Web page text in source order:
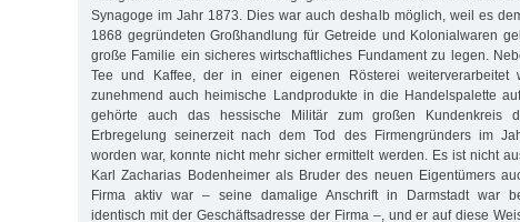
Synagoge im Jahr 1873. Dies war auch deshalb möglich, weil es
1868 gegründeten Großhandlung für Getreide und Kolonialwaren
große Familie ein sicheres wirtschaftliches Fundament zu legen.
Tee und Kaffee, der in einer eigenen Rösterei weiterverarbeitet
zunehmend auch heimische Landprodukte in die Handelspalette
gehörte auch das hessische Militär zum großen Kundenkreis
Erbregelung seinerzeit nach dem Tod des Firmengründers im
worden war, konnte nicht mehr sicher ermittelt werden. Es ist nicht
Karl Zacharias Bodenheimer als Bruder des neuen Eigentümers
Firma aktiv war – seine damalige Anschrift in Darmstadt war
identisch mit der Geschäftsadresse der Firma –, und er auf diese